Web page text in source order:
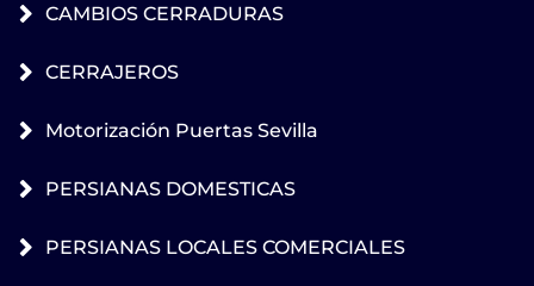
CAMBIOS CERRADURAS
CERRAJEROS
Motorización Puertas Sevilla
PERSIANAS DOMESTICAS
PERSIANAS LOCALES COMERCIALES